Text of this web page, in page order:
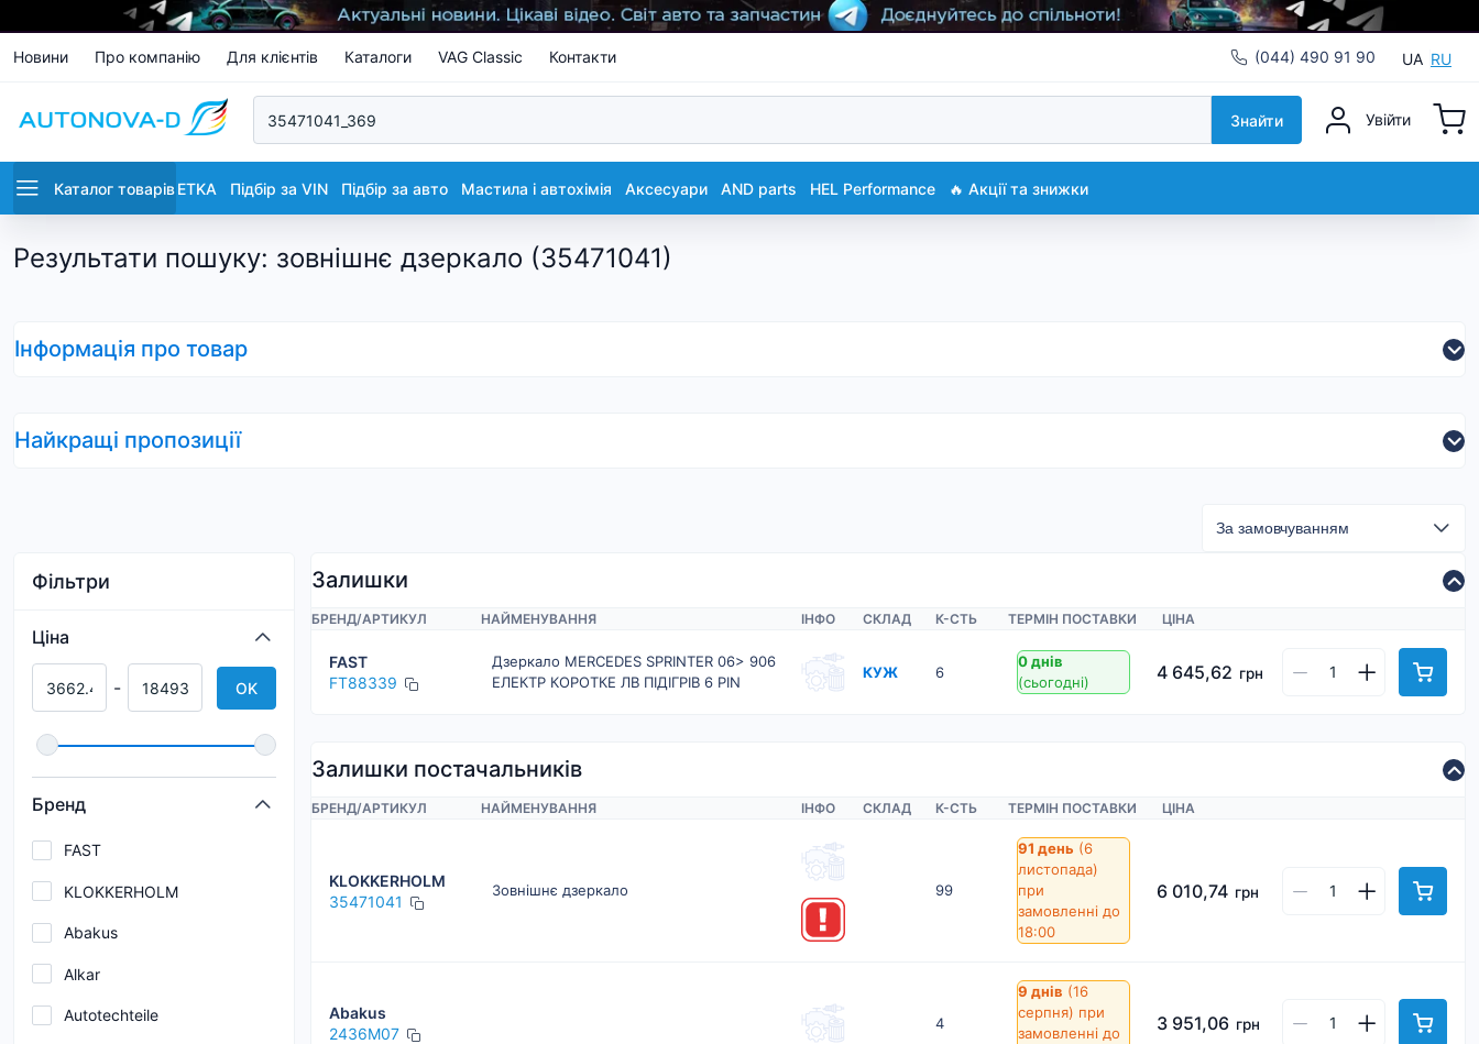
Новини Про компанію Для клієнтів Каталоги VAG Classic Контакти (044) 490 91 90 UA RU
Знайти Увійти
Каталог товарівETKA Підбір за VIN Підбір за авто Мастила і автохімія Аксесуари AND parts HEL Performance 🔥 Акції та знижки
Результати пошуку: зовнішнє дзеркало (35471041)
Інформація про товар
Найкращі пропозиції
Фільтри
Ціна
- OK
Бренд
FAST
KLOKKERHOLM
Abakus
Alkar
Autotechteile
Залишки
БРЕНД/АРТИКУЛ НАЙМЕНУВАННЯ ІНФО СКЛАД К-CТЬ ТЕРМІН ПОСТАВКИ ЦІНА
FAST
FT88339
Дзеркало MERCEDES SPRINTER 06> 906
ЕЛЕКТР КОРОТКЕ ЛВ ПІДІГРІВ 6 PIN
КУЖ 6
0 днів
(сьогодні)
4 645,62 грн
Залишки постачальників
БРЕНД/АРТИКУЛ НАЙМЕНУВАННЯ ІНФО СКЛАД К-CТЬ ТЕРМІН ПОСТАВКИ ЦІНА
KLOKKERHOLM
35471041
Зовнішнє дзеркало 99
91 день (6
листопада)
при
замовленні до
18:00
6 010,74 грн
Abakus
2436M07
4
9 днів (16
серпня) при
замовленні до
3 951,06 грн